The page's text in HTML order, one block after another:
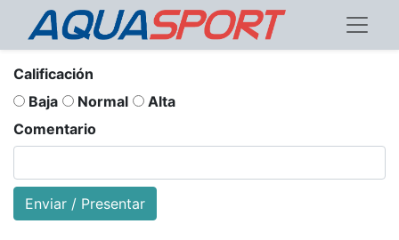
Calificación
Baja
Normal
Alta
Comentario
Enviar / Presentar